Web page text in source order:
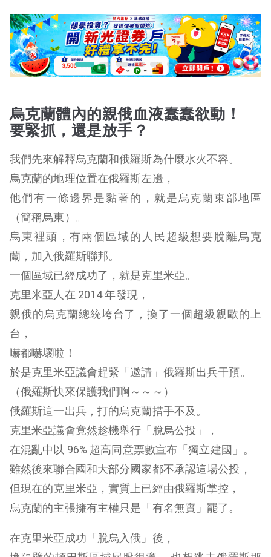
烏克蘭體內的親俄血液蠢蠢欲動！
要緊抓，還是放手？
我們先來解釋烏克蘭和俄羅斯為什麼水火不容。
烏克蘭的地理位置在俄羅斯左邊，
他們有一條邊界是黏著的，就是烏克蘭東部地區
（簡稱烏東）。
烏東裡頭，有兩個區域的人民超級想要脫離烏克
蘭，加入俄羅斯聯邦。
一個區域已經成功了，就是克里米亞。
克里米亞人在 2014 年發現，
親俄的烏克蘭總統垮台了，換了一個超級親歐的上
台，
嚇都嚇壞啦！
於是克里米亞議會趕緊「邀請」俄羅斯出兵干預。
（俄羅斯快來保護我們啊～～～）
俄羅斯這一出兵，打的烏克蘭措手不及。
克里米亞議會竟然趁機舉行「脫烏公投」，
在混亂中以 96% 超高同意票數宣布「獨立建國」。
雖然後來聯合國和大部分國家都不承認這場公投，
但現在的克里米亞，實質上已經由俄羅斯掌控，
烏克蘭的主張擁有主權只是「有名無實」罷了。
在克里米亞成功「脫烏入俄」後，